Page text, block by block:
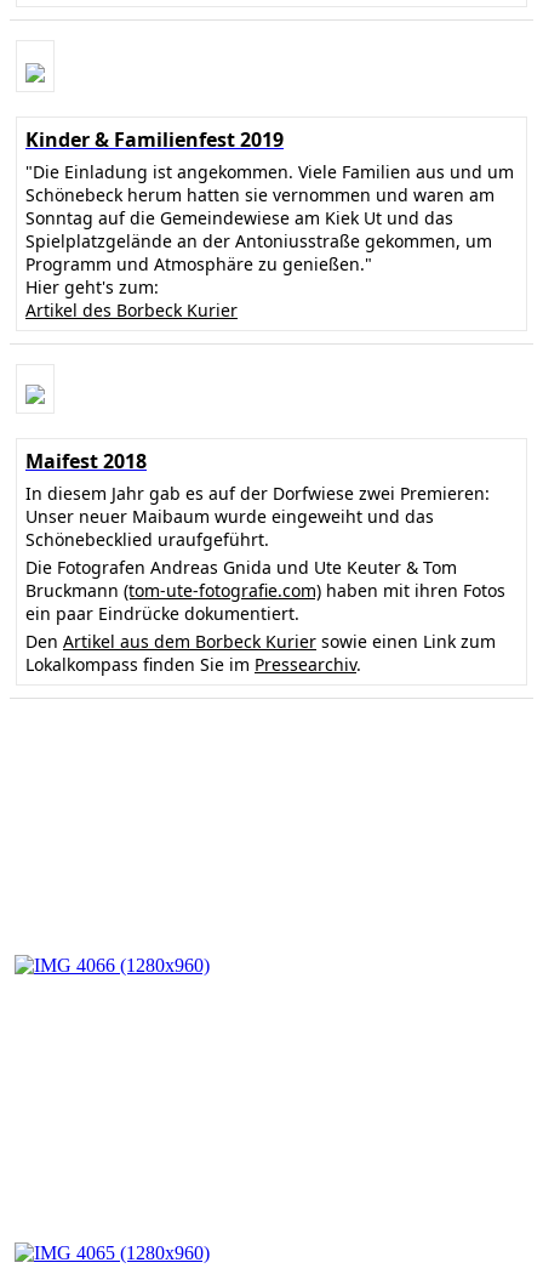
Kinder & Familienfest 2019
"Die Einladung ist angekommen. Viele Familien aus und um
Schönebeck herum hatten sie vernommen und waren am
Sonntag auf die Gemeindewiese am Kiek Ut und das
Spielplatzgelände an der Antoniusstraße gekommen, um
Programm und Atmosphäre zu genießen."
Hier geht's zum:
Artikel des Borbeck Kurier
Maifest 2018
In diesem Jahr gab es auf der Dorfwiese zwei Premieren:
Unser neuer Maibaum wurde eingeweiht und das
Schönebecklied uraufgeführt.
Die Fotografen Andreas Gnida und Ute Keuter & Tom
Bruckmann (tom-ute-fotografie.com) haben mit ihren Fotos
ein paar Eindrücke dokumentiert.
Den Artikel aus dem Borbeck Kurier sowie einen Link zum
Lokalkompass finden Sie im Pressearchiv.